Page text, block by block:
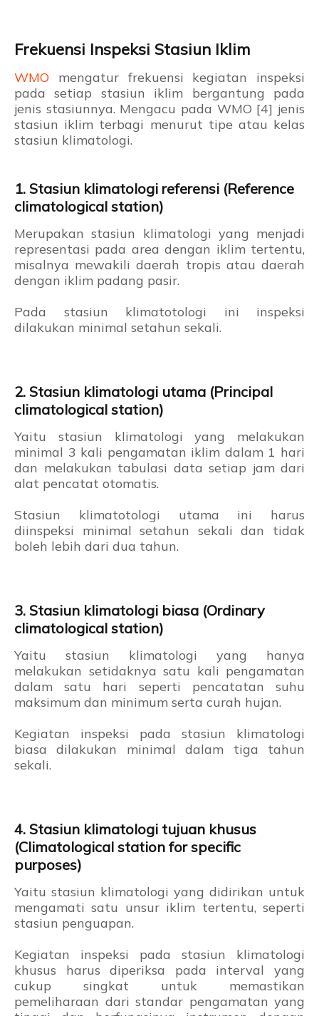
Frekuensi Inspeksi Stasiun Iklim
WMO mengatur frekuensi kegiatan inspeksi
pada setiap stasiun iklim bergantung pada
jenis stasiunnya. Mengacu pada WMO [4] jenis
stasiun iklim terbagi menurut tipe atau kelas
stasiun klimatologi.
1. Stasiun klimatologi referensi (Reference
climatological station)
Merupakan stasiun klimatologi yang menjadi
representasi pada area dengan iklim tertentu,
misalnya mewakili daerah tropis atau daerah
dengan iklim padang pasir.
Pada stasiun klimatotologi ini inspeksi
dilakukan minimal setahun sekali.
2. Stasiun klimatologi utama (Principal
climatological station)
Yaitu stasiun klimatologi yang melakukan
minimal 3 kali pengamatan iklim dalam 1 hari
dan melakukan tabulasi data setiap jam dari
alat pencatat otomatis.
Stasiun klimatotologi utama ini harus
diinspeksi minimal setahun sekali dan tidak
boleh lebih dari dua tahun.
3. Stasiun klimatologi biasa (Ordinary
climatological station)
Yaitu stasiun klimatologi yang hanya
melakukan setidaknya satu kali pengamatan
dalam satu hari seperti pencatatan suhu
maksimum dan minimum serta curah hujan.
Kegiatan inspeksi pada stasiun klimatologi
biasa dilakukan minimal dalam tiga tahun
sekali.
4. Stasiun klimatologi tujuan khusus
(Climatological station for specific
purposes)
Yaitu stasiun klimatologi yang didirikan untuk
mengamati satu unsur iklim tertentu, seperti
stasiun penguapan.
Kegiatan inspeksi pada stasiun klimatologi
khusus harus diperiksa pada interval yang
cukup singkat untuk memastikan
pemeliharaan dari standar pengamatan yang